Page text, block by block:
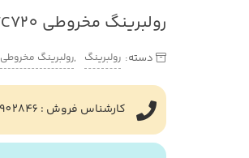
رولبرینگ مخروطی SKF 32044 X/DFC720
دسته: رولبرینگ ,رولبرینگ مخروطی
کارشناس فروش : 33902846-021